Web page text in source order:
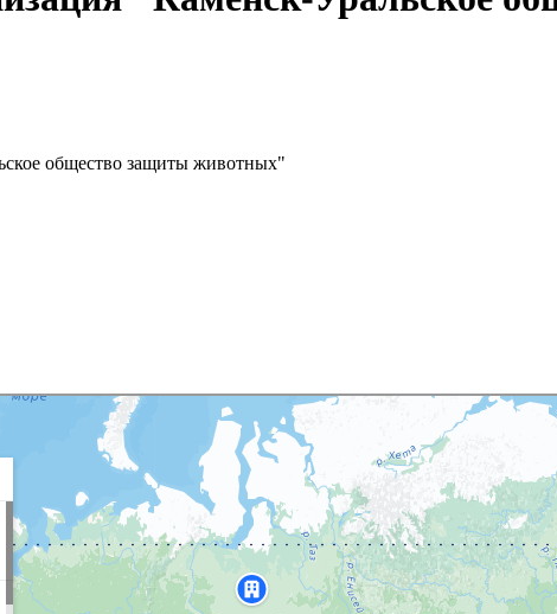
общество защиты животных"